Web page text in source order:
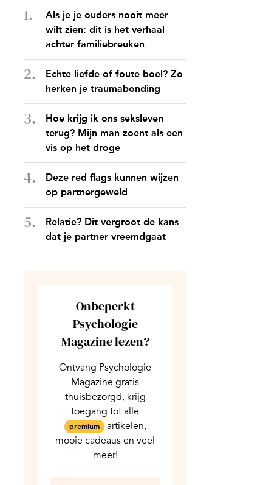
Als je je ouders nooit meer
wilt zien: dit is het verhaal
achter familiebreuken
Echte liefde of foute boel? Zo
herken je traumabonding
Hoe krijg ik ons seksleven
terug? Mijn man zoent als een
vis op het droge
Deze red flags kunnen wijzen
op partnergeweld
Relatie? Dit vergroot de kans
dat je partner vreemdgaat
Onbeperkt
Psychologie
Magazine lezen?
Ontvang Psychologie
Magazine gratis
thuisbezorgd, krijg
toegang tot alle
premium artikelen,
mooie cadeaus en veel
meer!